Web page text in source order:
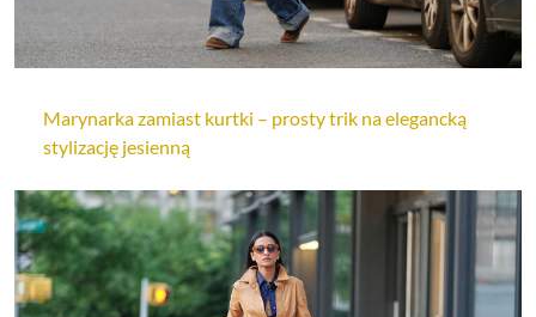
Marynarka zamiast kurtki – prosty trik na elegancką
stylizację jesienną